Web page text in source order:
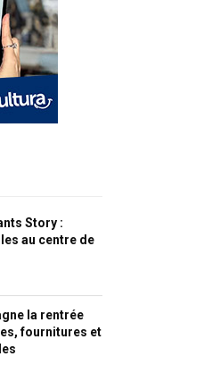
Story :
au centre de
la rentrée
fournitures et